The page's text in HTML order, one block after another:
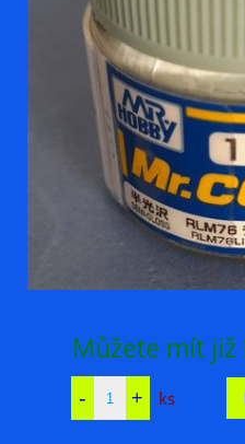
Můžete mít již
ks